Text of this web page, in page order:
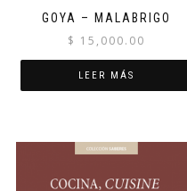
GOYA – MALABRIGO
$ 15,000.00
LEER MÁS